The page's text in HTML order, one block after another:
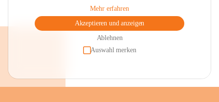
Mehr erfahren
Akzeptieren und anzeigen
Ablehnen
Auswahl merken